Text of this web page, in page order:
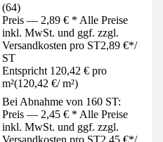
(64)
Preis — 2,89 € * Alle Preise
inkl. MwSt. und ggf. zzgl.
Versandkosten pro ST2,89 €*/
ST
Entspricht 120,42 € pro
m²(120,42 €/ m²)
Bei Abnahme von 160 ST:
Preis — 2,45 € * Alle Preise
inkl. MwSt. und ggf. zzgl.
Versandkosten pro ST2,45 €*/